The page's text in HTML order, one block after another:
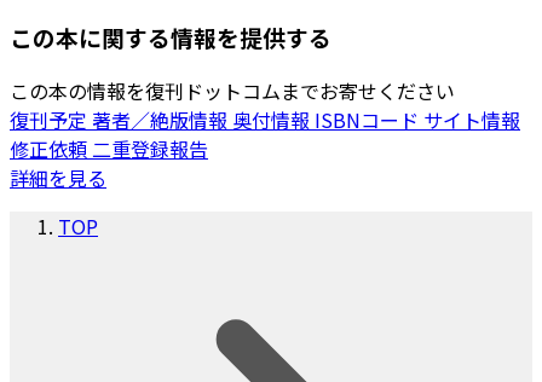
この本に関する情報を提供する
この本の情報を復刊ドットコムまでお寄せください
復刊予定 著者／絶版情報 奥付情報 ISBNコード サイト情報
修正依頼二重登録報告
詳細を見る
TOP